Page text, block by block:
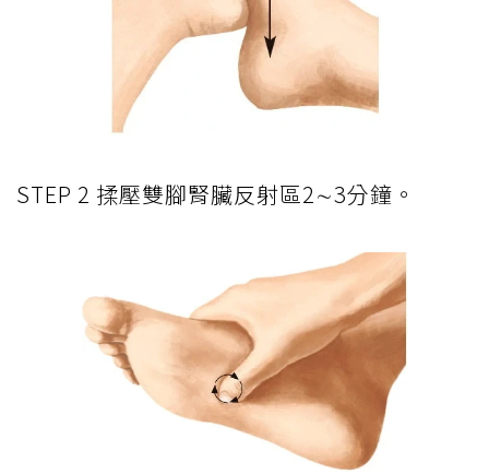
STEP 2 揉壓雙腳腎臟反射區2∼3分鐘。